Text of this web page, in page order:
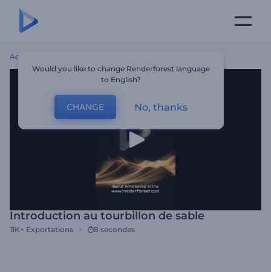
Accueil
Introduction au tourbillon de sable
11K+ Exportations 8 secondes
Would you like to change Renderforest language
to English?
CHANGE No, thanks